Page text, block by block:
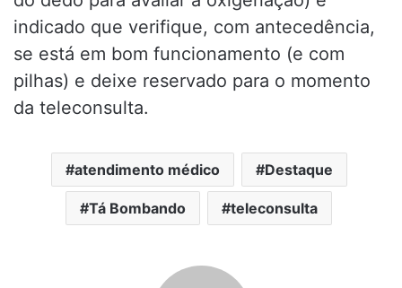
indicado que verifique, com antecedência,
se está em bom funcionamento (e com
pilhas) e deixe reservado para o momento
da teleconsulta.
atendimento médico Destaque
Tá Bombando teleconsulta